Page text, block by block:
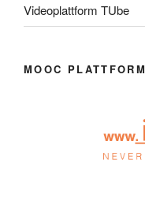
Videoplattform TUbe
MOOC PLATTFORM